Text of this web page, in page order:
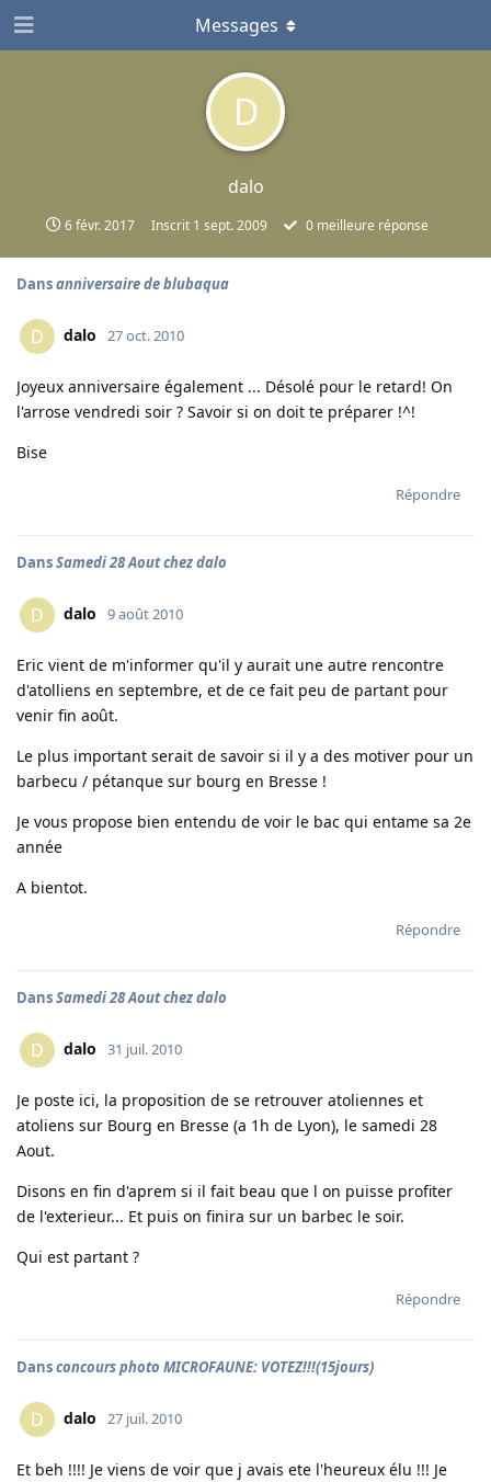
D
dalo
6 févr. 2017 Inscrit 1 sept. 2009 0 meilleure réponse
Messages
Dansanniversaire de blubaqua
D dalo 27 oct. 2010
Joyeux anniversaire également ... Désolé pour le retard! On
l'arrose vendredi soir ? Savoir si on doit te préparer !^!
Bise
Répondre
DansSamedi 28 Aout chez dalo
D dalo 9 août 2010
Eric vient de m'informer qu'il y aurait une autre rencontre
d'atolliens en septembre, et de ce fait peu de partant pour
venir fin août.
Le plus important serait de savoir si il y a des motiver pour un
barbecu / pétanque sur bourg en Bresse !
Je vous propose bien entendu de voir le bac qui entame sa 2e
année
A bientot.
Répondre
DansSamedi 28 Aout chez dalo
D dalo 31 juil. 2010
Je poste ici, la proposition de se retrouver atoliennes et
atoliens sur Bourg en Bresse (a 1h de Lyon), le samedi 28
Aout.
Disons en fin d'aprem si il fait beau que l on puisse profiter
de l'exterieur... Et puis on finira sur un barbec le soir.
Qui est partant ?
Répondre
Dansconcours photo MICROFAUNE: VOTEZ!!!(15jours)
D dalo 27 juil. 2010
Et beh !!!! Je viens de voir que j avais ete l'heureux élu !!! Je